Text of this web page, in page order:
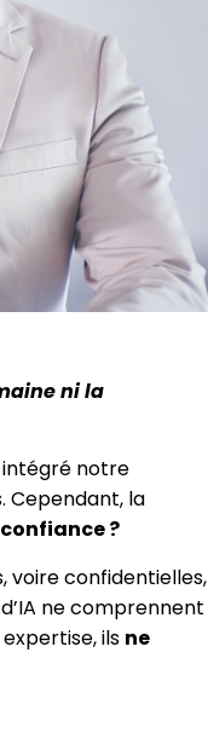
ni la
intégré notre
Cependant, la
?
voire confidentielles,
ne comprennent
ils ne